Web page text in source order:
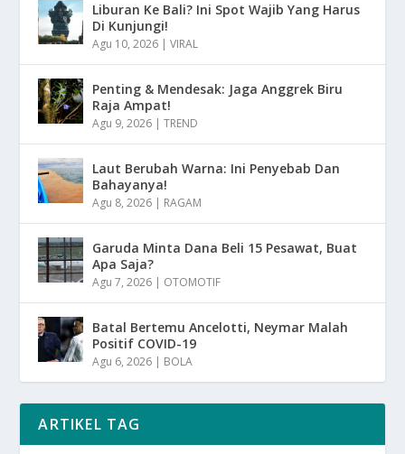
Liburan Ke Bali? Ini Spot Wajib Yang Harus
Di Kunjungi!
Agu 10, 2026 |VIRAL
Penting & Mendesak: Jaga Anggrek Biru
Raja Ampat!
Agu 9, 2026 |TREND
Laut Berubah Warna: Ini Penyebab Dan
Bahayanya!
Agu 8, 2026 | RAGAM
Garuda Minta Dana Beli 15 Pesawat, Buat
Apa Saja?
Agu 7, 2026 | OTOMOTIF
Batal Bertemu Ancelotti, Neymar Malah
Positif COVID-19
Agu 6, 2026 | BOLA
ARTIKEL TAG